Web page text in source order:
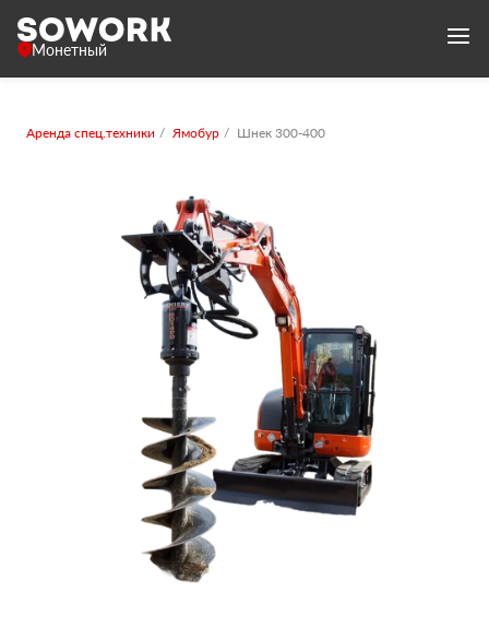
Монетный
Аренда спец.техники Ямобур Шнек 300-400